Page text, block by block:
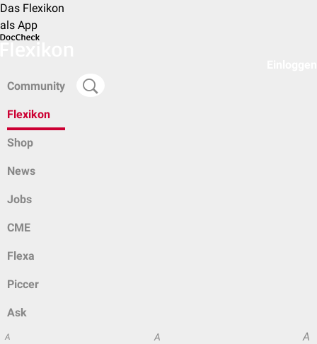
Das Flexikon
als App
Community
Flexikon
Shop
News
Jobs
CME
Flexa
Piccer
Ask
A A A